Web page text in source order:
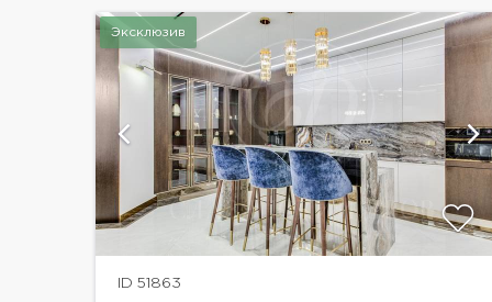
Эксклюзив
ID 51863
показать ещё 22 фотографии